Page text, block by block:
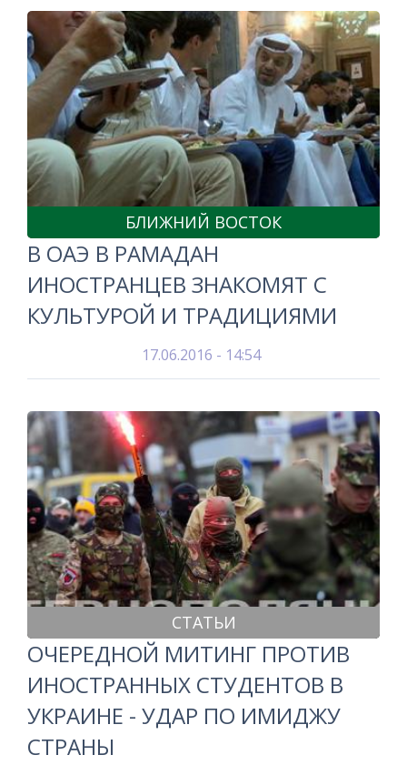
БЛИЖНИЙ ВОСТОК
В ОАЭ В РАМАДАН
ИНОСТРАНЦЕВ ЗНАКОМЯТ С
КУЛЬТУРОЙ И ТРАДИЦИЯМИ
17.06.2016 - 14:54
СТАТЬИ
ОЧЕРЕДНОЙ МИТИНГ ПРОТИВ
ИНОСТРАННЫХ СТУДЕНТОВ В
УКРАИНЕ - УДАР ПО ИМИДЖУ
СТРАНЫ